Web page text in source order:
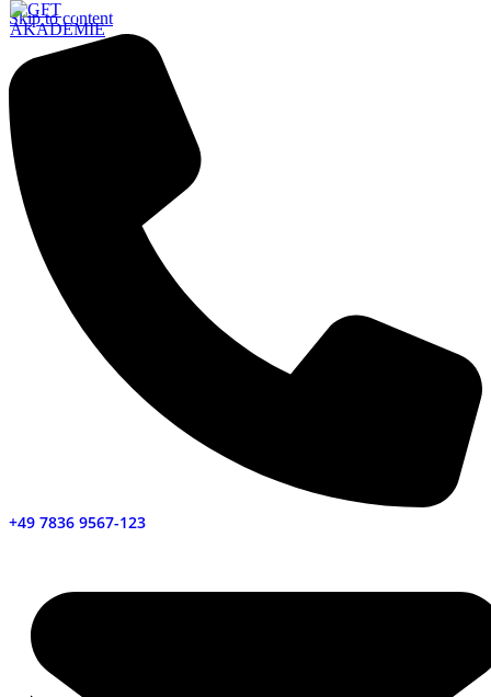
Skip to content
+49 7836 9567-123